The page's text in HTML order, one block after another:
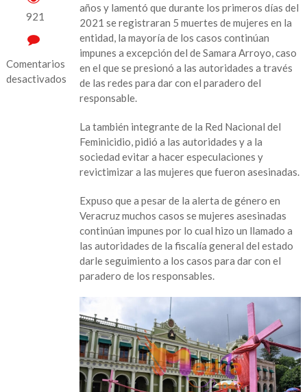
921
Comentarios
desactivados
años y lamentó que durante los primeros días del
2021 se registraran 5 muertes de mujeres en la
entidad, la mayoría de los casos continúan
impunes a excepción del de Samara Arroyo, caso
en el que se presionó a las autoridades a través
de las redes para dar con el paradero del
responsable.
La también integrante de la Red Nacional del
Feminicidio, pidió a las autoridades y a la
sociedad evitar a hacer especulaciones y
revictimizar a las mujeres que fueron asesinadas.
Expuso que a pesar de la alerta de género en
Veracruz muchos casos se mujeres asesinadas
continúan impunes por lo cual hizo un llamado a
las autoridades de la fiscalía general del estado
darle seguimiento a los casos para dar con el
paradero de los responsables.